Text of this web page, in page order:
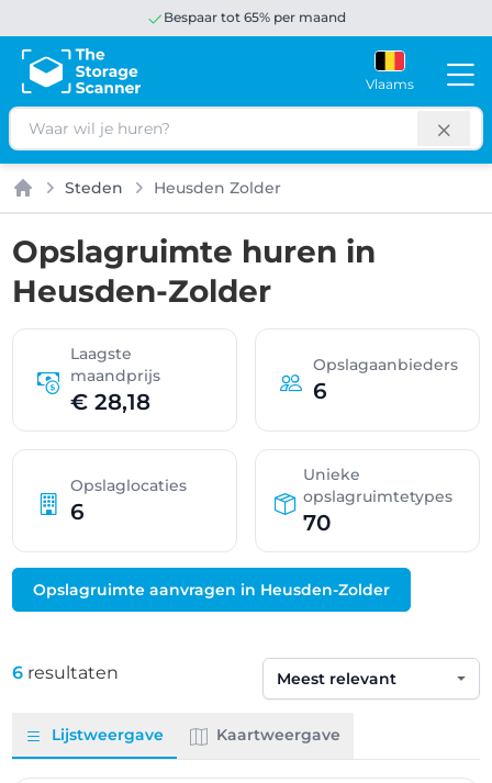
Bespaar tot 65% per maand
Vlaams
Zoeken
Home
Steden Heusden Zolder
Opslagruimte huren in
Heusden-Zolder
Laagste
maandprijs
€ 28,18
Opslagaanbieders
6
Opslaglocaties
6
Unieke
opslagruimtetypes
70
Opslagruimte aanvragen in Heusden-Zolder
6 resultaten
Sorteren op
Lijstweergave Kaartweergave